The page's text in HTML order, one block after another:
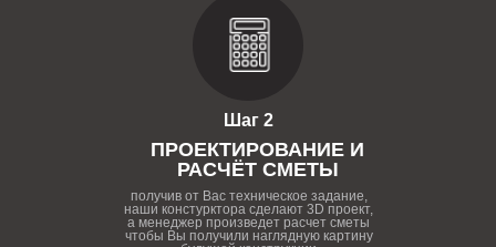
Шаг 2
ПРОЕКТИРОВАНИЕ И
РАСЧЁТ СМЕТЫ
получив от Вас техническое задание,
наши констурктора сделают 3D проект,
а менеджер произведет расчет сметы
чтобы Вы получили наглядную картину